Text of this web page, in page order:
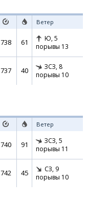
Ветер
738 61 Ю, 5
порывы 13
737 40 ЗСЗ, 8
порывы 10
Ветер
740 91 ЗСЗ, 5
порывы 11
742 45 СЗ, 9
порывы 10